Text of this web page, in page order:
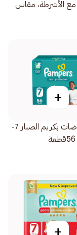
مع الأشرطة، مقاس
+
بامبرز حفاضات بكريم الصبار 7-
+